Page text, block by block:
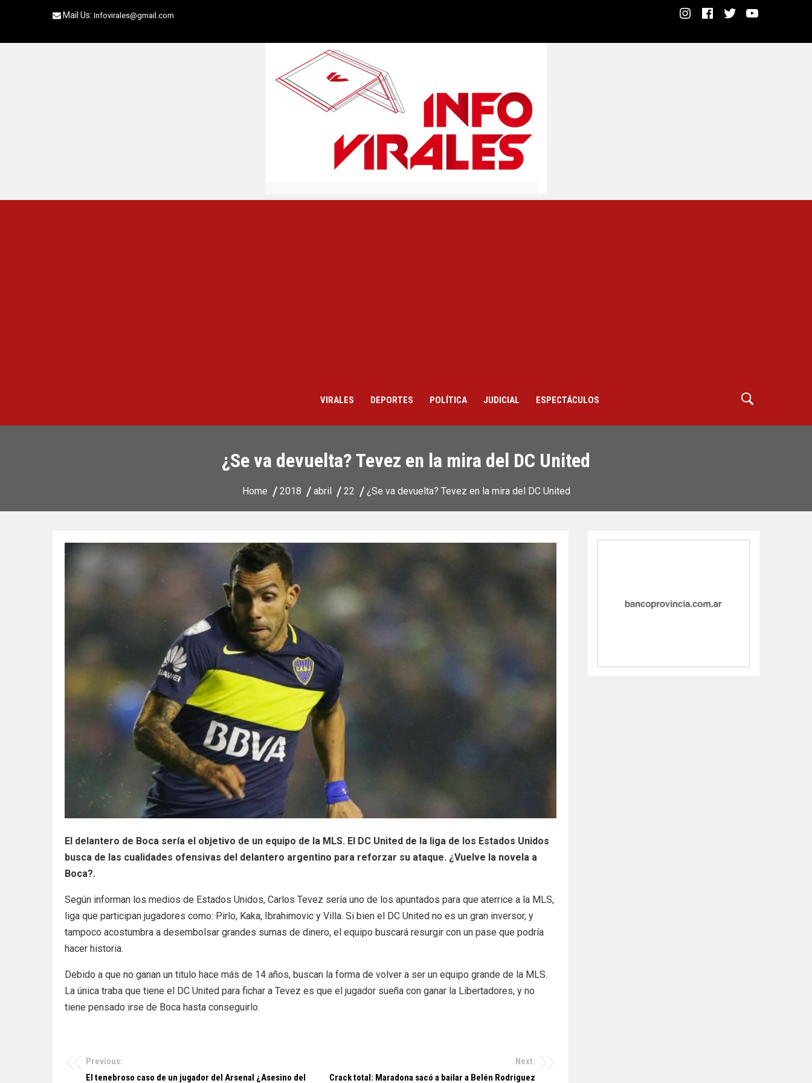
content
Mail Us: Infovirales@gmail.com
VIRALES DEPORTES POLÍTICA JUDICIAL ESPECTÁCULOS
¿Se va devuelta? Tevez en la mira del DC United
Home 2018 abril 22 ¿Se va devuelta? Tevez en la mira del DC United
El delantero de Boca sería el objetivo de un equipo de la MLS. El DC United de la liga de los Estados Unidos
busca de las cualidades ofensivas del delantero argentino para reforzar su ataque. ¿Vuelve la novela a
Boca?.
Según informan los medios de Estados Unidos, Carlos Tevez sería uno de los apuntados para que aterrice a la MLS,
liga que participan jugadores como: Pirlo, Kaka, Ibrahimovic y Villa. Si bien el DC United no es un gran inversor, y
tampoco acostumbra a desembolsar grandes sumas de dinero, el equipo buscará resurgir con un pase que podría
hacer historia.
Debido a que no ganan un titulo hace más de 14 años, buscan la forma de volver a ser un equipo grande de la MLS.
La única traba que tiene el DC United para fichar a Tevez es que el jugador sueña con ganar la Libertadores, y no
tiene pensado irse de Boca hasta conseguirlo.
Navegación
Previous:
El tenebroso caso de un jugador del Arsenal ¿Asesino del
Next:
Crack total: Maradona sacó a bailar a Belén Rodriguez